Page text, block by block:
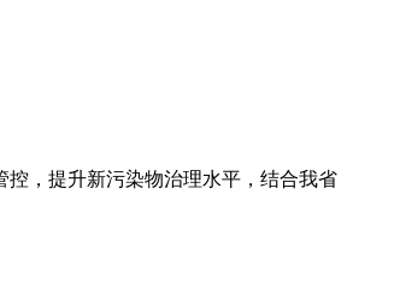
，提升新污染物治理水平，结合我省